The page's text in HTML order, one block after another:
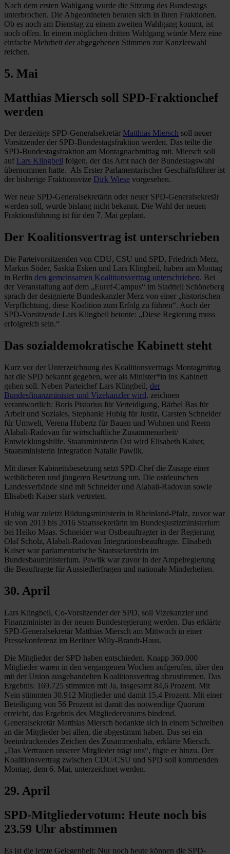
Nach dem ersten Wahlgang wurde die Sitzung des Bundestags
unterbrochen. Die Abgeordneten beraten sich in ihren Fraktionen.
Ob es noch am Dienstag zu einem zweiten Wahlgang kommt, ist
noch offen. In einem möglichen dritten Wahlgang würde Merz eine
einfache Mehrheit der abgegebenen Stimmen zur Kanzlerwahl
reichen.
5. Mai
Matthias Miersch soll SPD-Fraktionchef
werden
Der derzeitige SPD-Generalsekretär Matthias Miersch soll neuer
Vorsitzender der SPD-Bundestagsfraktion werden. Das teilte die
SPD-Bundestagsfraktion am Montagnachmittag mit. Miersch soll
auf Lars Klingbeil folgen, der das Amt nach der Bundestagswahl
übernommen hatte. Als Erster Parlamentarischer Geschäftsführer ist
der bisherige Fraktionsvize Dirk Wiese vorgesehen.
Wer neue SPD-Generalsekretärin oder neuer SPD-Generalsekretär
werden soll, wurde bislang nicht bekannt. Die Wahl der neuen
Fraktionsführung ist für den 7. Mai geplant.
Der Koalitionsvertrag ist unterschrieben
Die Parteivorsitzenden von CDU, CSU und SPD, Friedrich Merz,
Markus Söder, Saskia Esken und Lars Klingbeil, haben am Montag
in Berlin den gemeinsamen Koalitionsvertrag unterschrieben. Bei
der Veranstaltung auf dem „Euref-Campus“ im Stadtteil Schöneberg
sprach der designierte Bundeskanzler Merz von einer „historischen
Verpflichtung, diese Koalition zum Erfolg zu führen“. Auch der
SPD-Vorsitzende Lars Klingbeil betonte: „Diese Regierung muss
erfolgreich sein.“
Das sozialdemokratische Kabinett steht
Kurz vor der Unterzeichnung des Koalitionsvertrags Montagmittag
hat die SPD bekannt gegeben, wer als Minister*in ins Kabinett
gehen soll. Neben Parteichef Lars Klingbeil, der
Bundesfinanzminister und Vizekanzler wird, zeichnen
verantwortlich: Boris Pistorius für Verteidigung, Bärbel Bas für
Arbeit und Soziales, Stephanie Hubig für Justiz, Carsten Schneider
für Umwelt, Verena Hubertz für Bauen und Wohnen und Reem
Alabali-Radovan für wirtschaftliche Zusammenarbeit/
Entwicklungshilfe. Staatsministerin Ost wird Elisabeth Kaiser,
Staatsministerin Integration Natalie Pawlik.
Mit dieser Kabinettsbesetzung setzt SPD-Chef die Zusage einer
weiblicheren und jüngeren Besetzung um. Die ostdeutschen
Landesverbände sind mit Schneider und Alabali-Radovan sowie
Elisabeth Kaiser stark vertreten.
Hubig war zuletzt Bildungsministerin in Rheinland-Pfalz, zuvor war
sie von 2013 bis 2016 Staatssekretärin im Bundesjustizministerium
bei Heiko Maas. Schneider war Ostbeauftragter in der Regierung
Olaf Scholz, Alabali-Radovan Integrationsbeauftragte. Elisabeth
Kaiser war parlamentarische Staatssekretärin im
Bundesbauministerium. Pawlik war zuvor in der Ampelregierung
die Beauftragte für Aussiedlerfragen und nationale Minderheiten.
30. April
Lars Klingbeil, Co-Vorsitzender der SPD, soll Vizekanzler und
Finanzminister in der neuen Bundesregierung werden. Das erklärte
SPD-Generalsekretär Matthias Miersch am Mittwoch in einer
Pressekonferenz im Berliner Willy-Brandt-Haus.
Die Mitglieder der SPD haben entschieden. Knapp 360.000
Mitglieder waren in den vergangenen Wochen aufgerufen, über den
mit der Union ausgehandelten Koalitionsvertrag abzustimmen. Das
Ergebnis: 169.725 stimmten mit Ja, insgesamt 84,6 Prozent. Mit
Nein stimmten 30.912 Mitglieder und damit 15,4 Prozent. Mit einer
Beteiligung von 56 Prozent ist damit das notwendige Quorum
erreicht, das Ergebnis des Mitgliedervotums bindend.
Generalsekretär Matthias Miersch bedankte sich in einem Schreiben
an die Mitglieder bei allen, die abgestimmt haben. Das sei ein
beeindruckendes Zeichen des Zusammenhalts, erklärte Miersch.
„Das Vertrauen unserer Mitglieder trägt uns“, fügte er hinzu. Der
Koalitionsvertrag zwischen CDU/CSU und SPD soll kommenden
Montag, dem 6. Mai, unterzeichnet werden.
29. April
SPD-Mitgliedervotum: Heute noch bis
23.59 Uhr abstimmen
Es ist die letzte Gelegenheit: Nur noch heute können die SPD-